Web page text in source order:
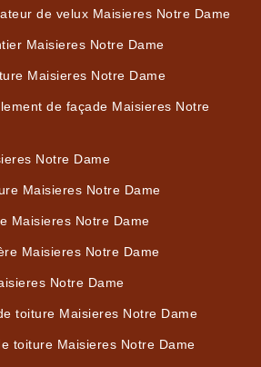
de velux Maisieres Notre Dame
Maisieres Notre Dame
Maisieres Notre Dame
de façade Maisieres Notre
Notre Dame
Maisieres Notre Dame
Maisieres Notre Dame
Maisieres Notre Dame
Notre Dame
toiture Maisieres Notre Dame
toiture Maisieres Notre Dame